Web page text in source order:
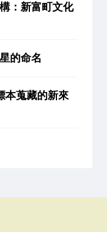
：新富町文化
的命名
本蒐藏的新來